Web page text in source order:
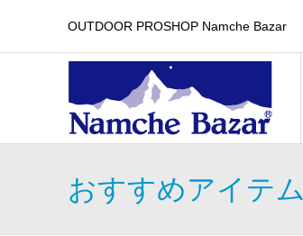
OUTDOOR PROSHOP Namche Bazar
おすすめアイテム